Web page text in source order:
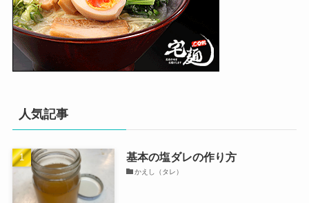
人気記事
基本の塩ダレの作り方
かえし（タレ）